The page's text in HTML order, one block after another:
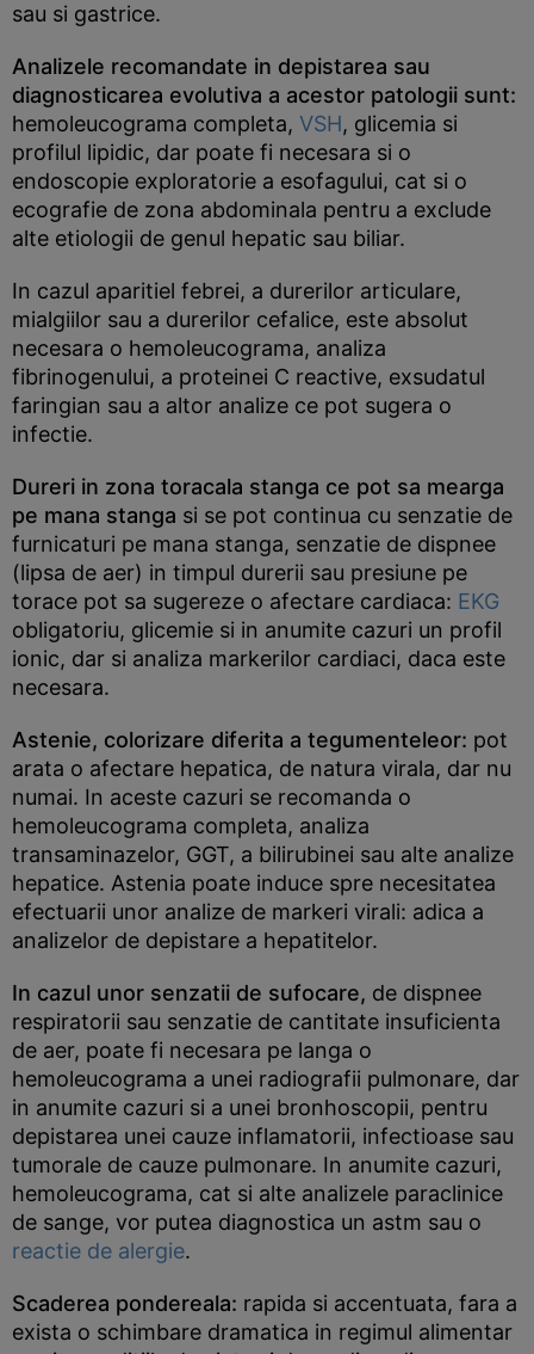
sau si gastrice.
Analizele recomandate in depistarea sau
diagnosticarea evolutiva a acestor patologii sunt:
hemoleucograma completa, VSH, glicemia si
profilul lipidic, dar poate fi necesara si o
endoscopie exploratorie a esofagului, cat si o
ecografie de zona abdominala pentru a exclude
alte etiologii de genul hepatic sau biliar.
In cazul aparitiel febrei, a durerilor articulare,
mialgiilor sau a durerilor cefalice, este absolut
necesara o hemoleucograma, analiza
fibrinogenului, a proteinei C reactive, exsudatul
faringian sau a altor analize ce pot sugera o
infectie.
Dureri in zona toracala stanga ce pot sa mearga
pe mana stanga si se pot continua cu senzatie de
furnicaturi pe mana stanga, senzatie de dispnee
(lipsa de aer) in timpul durerii sau presiune pe
torace pot sa sugereze o afectare cardiaca: EKG
obligatoriu, glicemie si in anumite cazuri un profil
ionic, dar si analiza markerilor cardiaci, daca este
necesara.
Astenie, colorizare diferita a tegumenteleor: pot
arata o afectare hepatica, de natura virala, dar nu
numai. In aceste cazuri se recomanda o
hemoleucograma completa, analiza
transaminazelor, GGT, a bilirubinei sau alte analize
hepatice. Astenia poate induce spre necesitatea
efectuarii unor analize de markeri virali: adica a
analizelor de depistare a hepatitelor.
In cazul unor senzatii de sufocare, de dispnee
respiratorii sau senzatie de cantitate insuficienta
de aer, poate fi necesara pe langa o
hemoleucograma a unei radiografii pulmonare, dar
in anumite cazuri si a unei bronhoscopii, pentru
depistarea unei cauze inflamatorii, infectioase sau
tumorale de cauze pulmonare. In anumite cazuri,
hemoleucograma, cat si alte analizele paraclinice
de sange, vor putea diagnostica un astm sau o
reactie de alergie.
Scaderea pondereala: rapida si accentuata, fara a
exista o schimbare dramatica in regimul alimentar